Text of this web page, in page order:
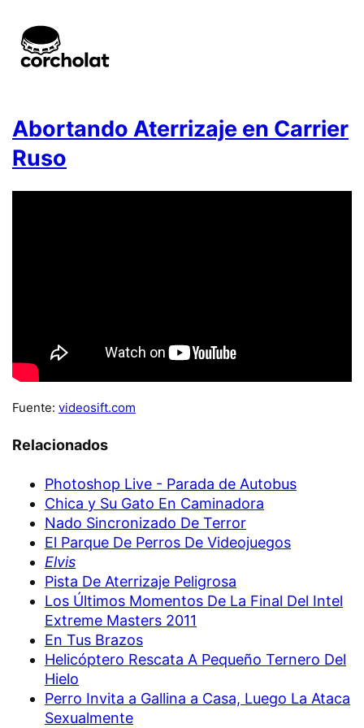
Abortando Aterrizaje en Carrier
Ruso
Fuente: videosift.com
Relacionados
Photoshop Live - Parada de Autobus
Chica y Su Gato En Caminadora
Nado Sincronizado De Terror
El Parque De Perros De Videojuegos
Elvis
Pista De Aterrizaje Peligrosa
Los Últimos Momentos De La Final Del Intel
Extreme Masters 2011
En Tus Brazos
Helicóptero Rescata A Pequeño Ternero Del
Hielo
Perro Invita a Gallina a Casa, Luego La Ataca
Sexualmente